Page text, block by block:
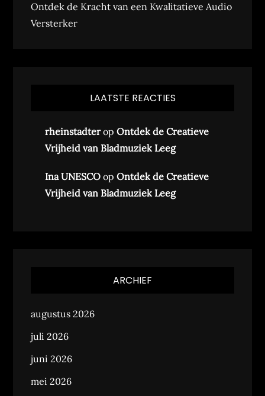
Ontdek de Kracht van een Kwalitatieve Audio
Versterker
LAATSTE REACTIES
rheinstadteropOntdek de Creatieve
Vrijheid van Bladmuziek Leeg
Ina UNESCO opOntdek de Creatieve
Vrijheid van Bladmuziek Leeg
ARCHIEF
augustus 2026
juli 2026
juni 2026
mei 2026